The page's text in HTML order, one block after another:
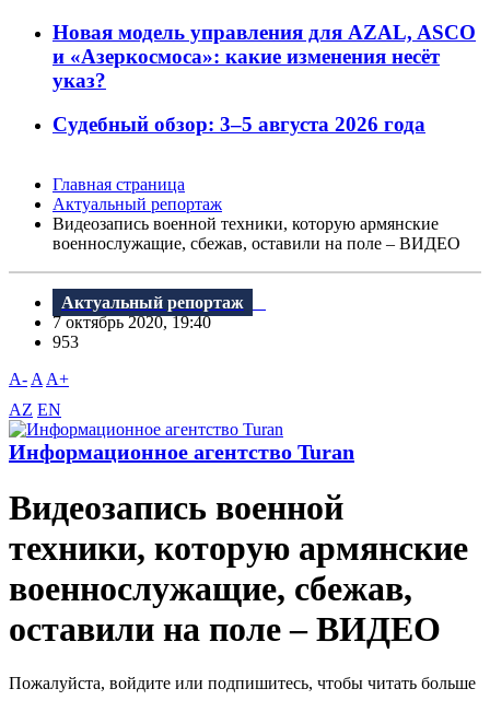
Новая модель управления для AZAL, ASCO
и «Азеркосмоса»: какие изменения несёт
указ?
Судебный обзор: 3–5 августа 2026 года
Главная страница
Актуальный репортаж
Видеозапись военной техники, которую армянские
военнослужащие, сбежав, оставили на поле – ВИДЕО
Актуальный репортаж
7 октябрь 2020, 19:40
953
A- A A+
AZ EN
Информационное агентство Turan
Видеозапись военной
техники, которую армянские
военнослужащие, сбежав,
оставили на поле – ВИДЕО
Пожалуйста, войдите или подпишитесь, чтобы читать больше